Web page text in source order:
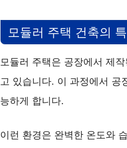
모듈러 주택 건축의
모듈러 주택은 공장에서 제
고 있습니다. 이 과정에서 공
능하게 합니다.
이런 환경은 완벽한 온도와